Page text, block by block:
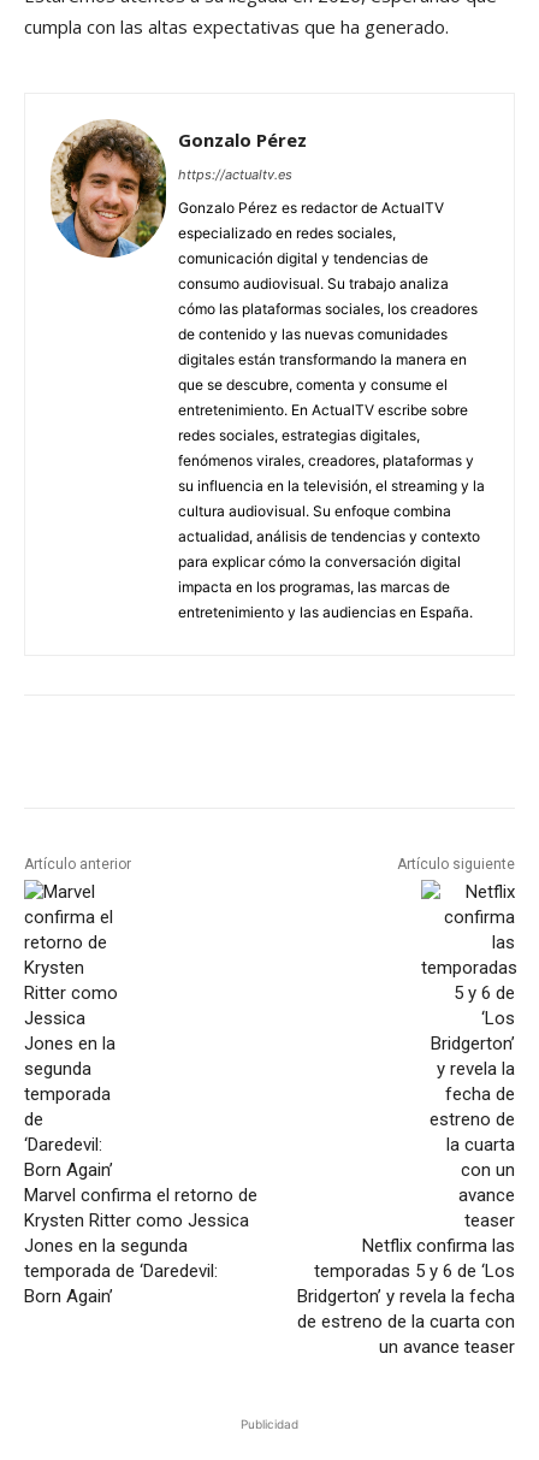
cumpla con las altas expectativas que ha generado.
Gonzalo Pérez
https://actualtv.es
Gonzalo Pérez es redactor de ActualTV
especializado en redes sociales,
comunicación digital y tendencias de
consumo audiovisual. Su trabajo analiza
cómo las plataformas sociales, los creadores
de contenido y las nuevas comunidades
digitales están transformando la manera en
que se descubre, comenta y consume el
entretenimiento. En ActualTV escribe sobre
redes sociales, estrategias digitales,
fenómenos virales, creadores, plataformas y
su influencia en la televisión, el streaming y la
cultura audiovisual. Su enfoque combina
actualidad, análisis de tendencias y contexto
para explicar cómo la conversación digital
impacta en los programas, las marcas de
entretenimiento y las audiencias en España.
Artículo anterior
Marvel confirma el retorno de
Krysten Ritter como Jessica
Jones en la segunda
temporada de ‘Daredevil:
Born Again’
Artículo siguiente
Netflix confirma las
temporadas 5 y 6 de ‘Los
Bridgerton’ y revela la fecha
de estreno de la cuarta con
un avance teaser
Publicidad